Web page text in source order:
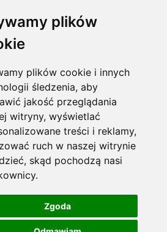
plików
plików cookie i innych
śledzenia, aby
jakość przeglądania
witryny, wyświetlać
treści i reklamy,
ruch w naszej witrynie
skąd pochodzą nasi
Zgoda
do odstapienia od umowy
i formy płatności
prywatności
Samochodowy